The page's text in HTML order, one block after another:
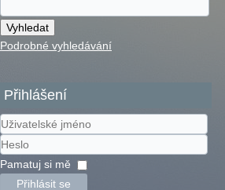
Podrobné vyhledávání
Přihlášení
Uživatelské
jméno
Heslo
Pamatuj si mě
Přihlásit se